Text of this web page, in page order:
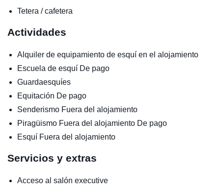
Tetera / cafetera
Actividades
Alquiler de equipamiento de esquí en el alojamiento
Escuela de esquí De pago
Guardaesquíes
Equitación De pago
Senderismo Fuera del alojamiento
Piragüismo Fuera del alojamiento De pago
Esquí Fuera del alojamiento
Servicios y extras
Acceso al salón executive